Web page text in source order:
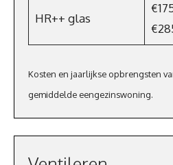
HR++ glas
Kosten en jaarlijkse opbrengsten
gemiddelde eengezinswoning.